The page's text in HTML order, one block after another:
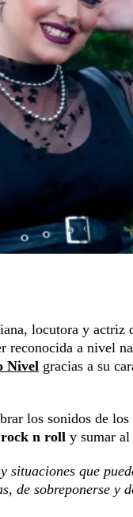
locutora y
reconocida a nivel
Nivel gracias a su
los sonidos de
rock n roll y sumar
que
de sobreponerse